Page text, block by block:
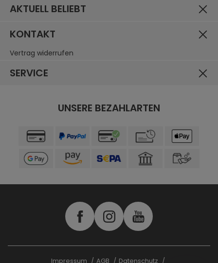
AKTUELL BELIEBT
KONTAKT
Vertrag widerrufen
SERVICE
UNSERE BEZAHLARTEN
Impressum AGB Datenschutz